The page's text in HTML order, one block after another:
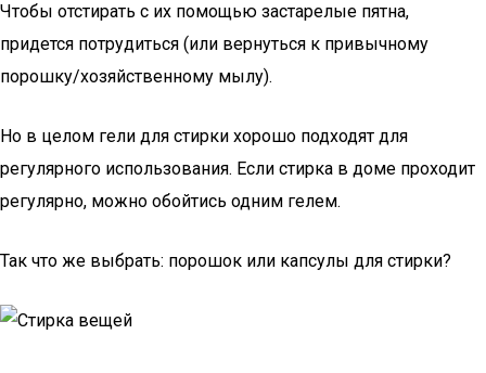
Чтобы отстирать с их помощью застарелые пятна,
придется потрудиться (или вернуться к привычному
порошку/хозяйственному мылу).
Но в целом гели для стирки хорошо подходят для
регулярного использования. Если стирка в доме проходит
регулярно, можно обойтись одним гелем.
Так что же выбрать: порошок или капсулы для стирки?